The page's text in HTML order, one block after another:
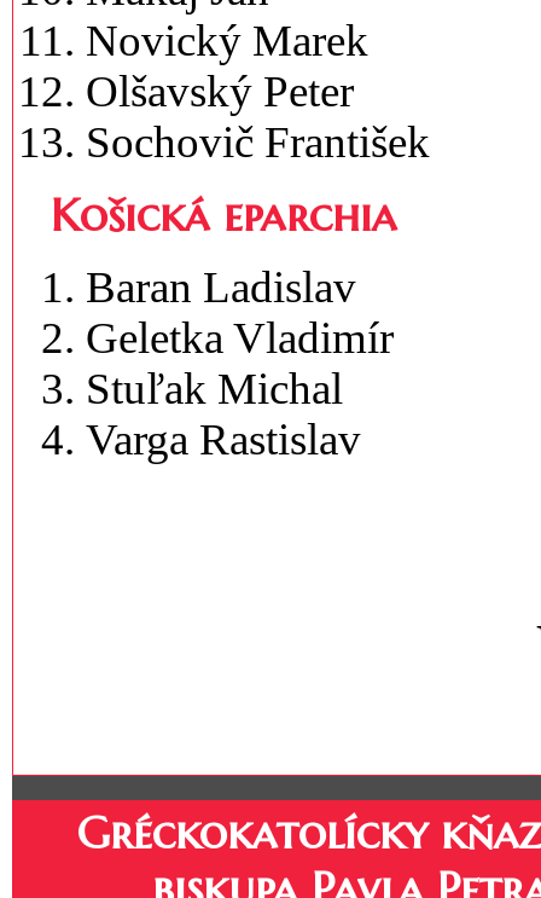
Novický Marek
Olšavský Peter
Sochovič František
Košická eparchia
Baran Ladislav
Geletka Vladimír
Stuľak Michal
Varga Rastislav
Gréckokatolícky